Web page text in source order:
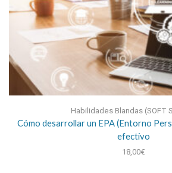
Habilidades Blandas (SOFT
Cómo desarrollar un EPA (Entorno
efectivo
18,00€